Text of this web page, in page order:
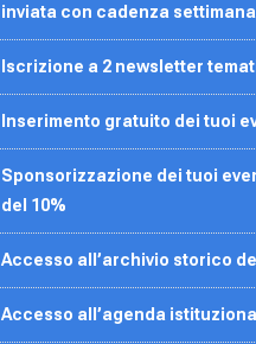
inviata con cadenza
Iscrizione a 2 newsletter
Inserimento gratuito dei tuoi
Sponsorizzazione dei tuoi
del 10%
Accesso all’archivio storico
Accesso all’agenda